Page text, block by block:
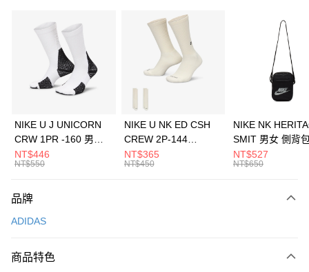
3 期 0 利率 每期 21家銀行
合作金庫商業銀行
第一商業銀行
華南商業銀行
彰化商業銀行
上海商業儲蓄銀行
元大商業銀行
台灣樂天信用卡公司
Apple Pay
全盈+PAY
AFTEE先享後付
【關於「AFTEE先享後付」】
便利好安心！
３．安心：先確認商品／服務後，再付款。
運送方式
每筆NT$100，滿NT$1,500(含以上)免運費
NIKE U J UNICORN
CRW 1PR -160 男女
中統襪 FZ3393100
NT$446
NT$550
NIKE U NK ED CSH
CREW 2P-144
EMBRDY 男女 短統襪
FZ3073133
NT$365
NT$450
NIKE NK
SMIT 男女 側背
BA5871010
NT$527
NT$650
品牌
ADIDAS
商品特色